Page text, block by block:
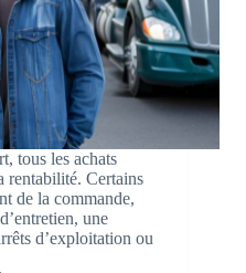
tous les achats
rentabilité. Certains
de la commande,
une
d’exploitation ou